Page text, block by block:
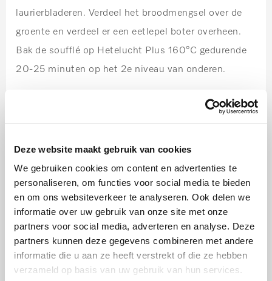
Deze website maakt gebruik van cookies
We gebruiken cookies om content en advertenties te
personaliseren, om functies voor social media te bieden
en om ons websiteverkeer te analyseren. Ook delen we
informatie over uw gebruik van onze site met onze
partners voor social media, adverteren en analyse. Deze
partners kunnen deze gegevens combineren met andere
informatie die u aan ze heeft verstrekt of die ze hebben
verzameld op basis van uw gebruik van hun services.
laurierbladeren. Verdeel het broodmengsel over de
groente en verdeel er een eetlepel boter overheen.
Bak de soufflé op Hetelucht Plus 160°C gedurende
20-25 minuten op het 2e niveau van onderen.
Pluk voor de boter de blaadjes van de lavas en de
het schuimt. Neem de pan van de kookplaat. Plet de
knoflook en voeg dit met de citroenrasp en de
kruiden aan de warme boter toe en laat het 1-2
minuten staan. Verwijder de knoflook. Neem de
soufflé uit de oven en druppel de lavasboter er vlak
voor het serveren overheen.